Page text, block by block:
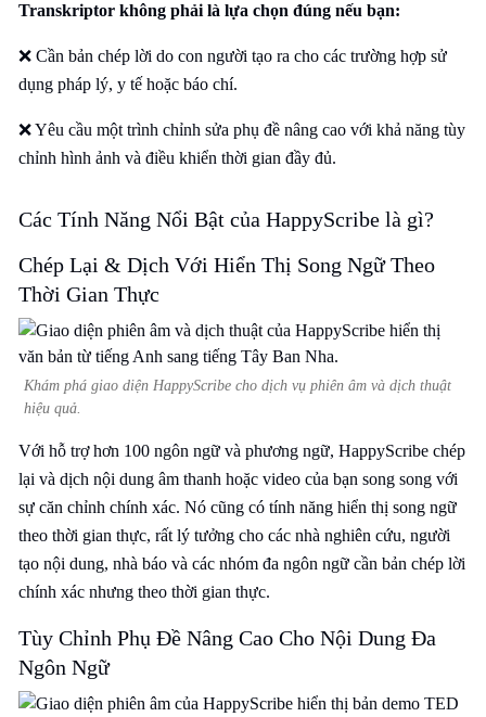
Transkriptor không phải là lựa chọn đúng nếu bạn:
❌ Cần bản chép lời do con người tạo ra cho các trường hợp sử
dụng pháp lý, y tế hoặc báo chí.
❌ Yêu cầu một trình chỉnh sửa phụ đề nâng cao với khả năng tùy
chỉnh hình ảnh và điều khiển thời gian đầy đủ.
Các Tính Năng Nổi Bật của HappyScribe là gì?
Chép Lại & Dịch Với Hiển Thị Song Ngữ Theo
Thời Gian Thực
Khám phá giao diện HappyScribe cho dịch vụ phiên âm và dịch thuật
hiệu quả.
Với hỗ trợ hơn 100 ngôn ngữ và phương ngữ, HappyScribe chép
lại và dịch nội dung âm thanh hoặc video của bạn song song với
sự căn chỉnh chính xác. Nó cũng có tính năng hiển thị song ngữ
theo thời gian thực, rất lý tưởng cho các nhà nghiên cứu, người
tạo nội dung, nhà báo và các nhóm đa ngôn ngữ cần bản chép lời
chính xác nhưng theo thời gian thực.
Tùy Chỉnh Phụ Đề Nâng Cao Cho Nội Dung Đa
Ngôn Ngữ